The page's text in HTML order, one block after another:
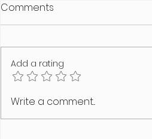
Stuttgarter Bärentreff
Comments
Add a rating
Write a comment...